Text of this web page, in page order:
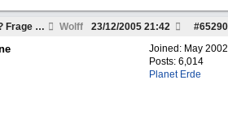
Re: Juristen anwesend? Frage zu Strafzettel Wolff #65290
23/12/2005 21:42
Joined: May 2002
Posts: 6,014
Planet Erde